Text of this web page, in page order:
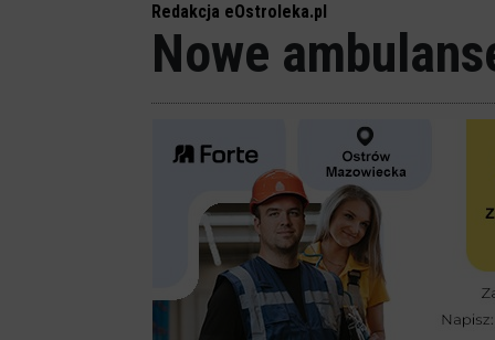
Redakcja eOstroleka.pl
Nowe